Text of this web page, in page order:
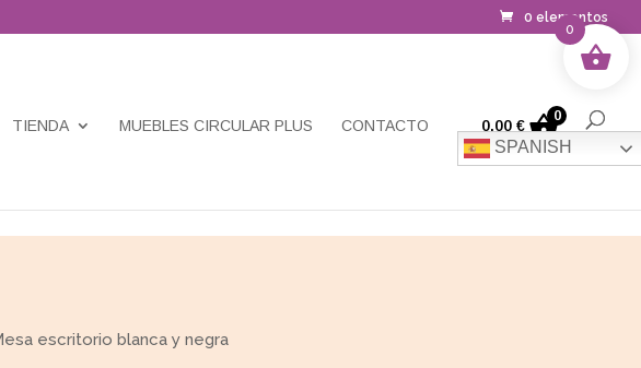
0 elementos
TIENDA MUEBLES CIRCULAR PLUS CONTACTO
SPANISH
0,00 €
0
escritorio blanca y negra
0